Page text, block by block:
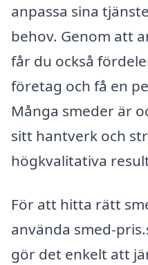
anpassa sina
behov. Genom att
får du också
företag och få en
Många smeder är
sitt hantverk och
högkvalitativa
För att hitta rätt
använda smed-
gör det enkelt att